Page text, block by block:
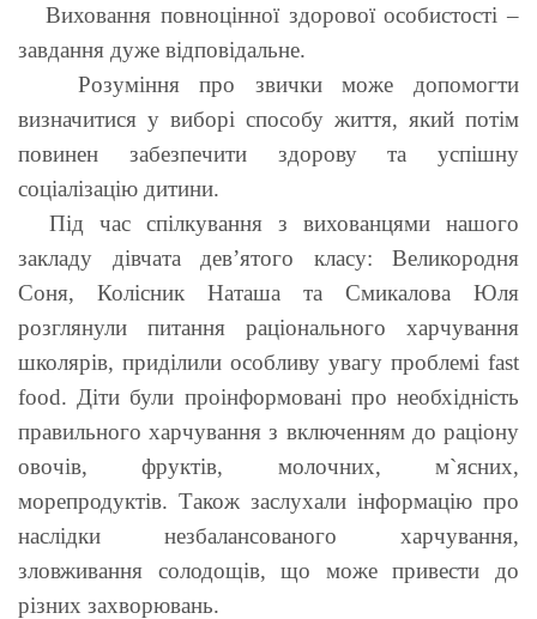
Виховання повноцінної здорової особистості –
завдання дуже відповідальне.
Розуміння про звички може допомогти
визначитися у виборі способу життя, який потім
повинен забезпечити здорову та успішну
соціалізацію дитини.
Під час спілкування з вихованцями нашого
закладу дівчата дев’ятого класу: Великородня
Соня, Колісник Наташа та Смикалова Юля
розглянули питання раціонального харчування
школярів, приділили особливу увагу проблемі fast
food. Діти були проінформовані про необхідність
правильного харчування з включенням до раціону
овочів, фруктів, молочних, м`ясних,
морепродуктів. Також заслухали інформацію про
наслідки незбалансованого харчування,
зловживання солодощів, що може привести до
різних захворювань.